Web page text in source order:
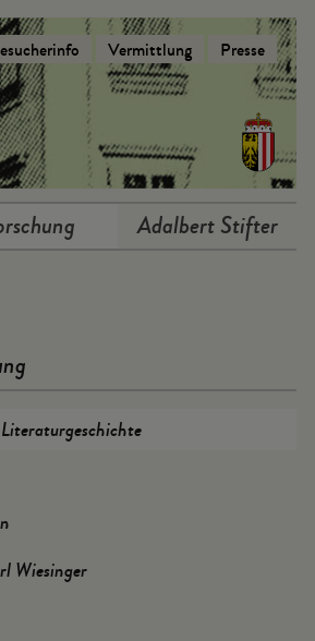
Vermittlung Presse
Adalbert Stifter
Wiesinger